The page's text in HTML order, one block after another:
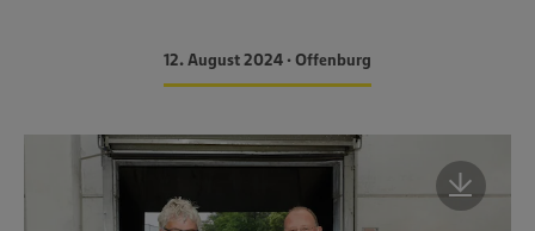
12. August 2024 • Offenburg